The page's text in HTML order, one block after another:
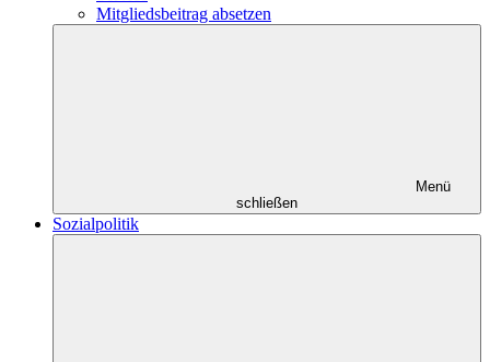
Mitgliedsbeitrag absetzen
Menü
schließen
Sozialpolitik